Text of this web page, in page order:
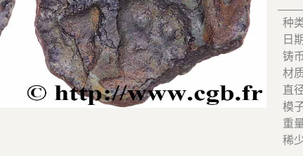
种
日
铸
材
直
模
重
稀